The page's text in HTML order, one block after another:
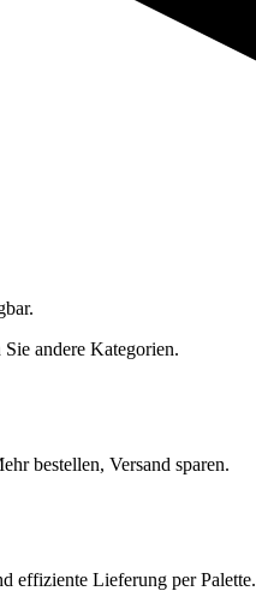
andere Kategorien.
bestellen, Versand sparen.
effiziente Lieferung per Palette.